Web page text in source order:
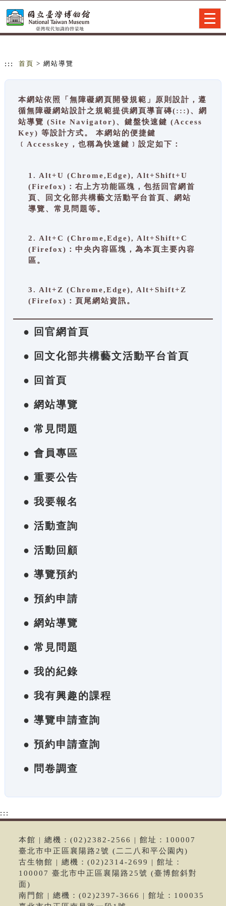
::: 首頁 > 網站導覽
本網站依照「無障礙網頁開發規範」原則設計，遵
循無障礙網站設計之規範提供網頁導盲磚(:::)、網
站導覽 (Site Navigator)、鍵盤快速鍵 (Access
Key) 等設計方式。 本網站的便捷鍵
﹝Accesskey，也稱為快速鍵﹞設定如下：
1. Alt+U (Chrome,Edge), Alt+Shift+U
(Firefox)：右上方功能區塊，包括回官網首
頁、回文化部共構藝文活動平台首頁、網站
導覽、常見問題等。
2. Alt+C (Chrome,Edge), Alt+Shift+C
(Firefox)：中央內容區塊，為本頁主要內容
區。
3. Alt+Z (Chrome,Edge), Alt+Shift+Z
(Firefox)：頁尾網站資訊。
● 回官網首頁
● 回文化部共構藝文活動平台首頁
● 回首頁
● 網站導覽
● 常見問題
● 會員專區
● 重要公告
● 我要報名
● 活動查詢
● 活動回顧
● 導覽預約
● 預約申請
● 網站導覽
● 常見問題
● 我的紀錄
● 我有興趣的課程
● 導覽申請查詢
● 預約申請查詢
● 問卷調查
:::
本館 | 總機：(02)2382-2566 | 館址：100007
臺北市中正區襄陽路2號 (二二八和平公園內)
古生物館 | 總機：(02)2314-2699 | 館址：
100007 臺北市中正區襄陽路25號 (臺博館斜對
面)
南門館 | 總機：(02)2397-3666 | 館址：100035